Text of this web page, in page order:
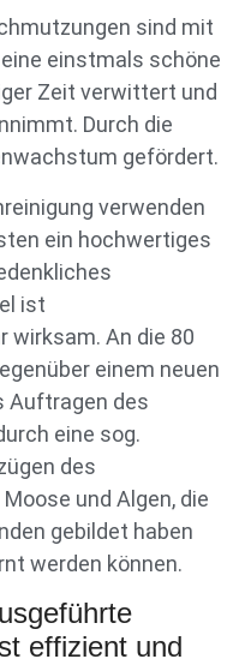
sind mit
einstmals schöne
Zeit verwittert und
Durch die
gefördert.
verwenden
ein hochwertiges
ist
wirksam. An die 80
einem neuen
Auftragen des
eine sog.
des
und Algen, die
gebildet haben
werden können.
effizient und